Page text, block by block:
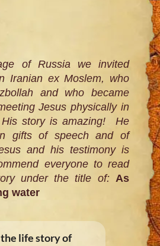
of Russia we invited
Iranian ex Moslem, who
and who became
Jesus physically in
story is amazing! He
gifts of speech and of
and his testimony is
everyone to read
under the title of: As
water
life story of